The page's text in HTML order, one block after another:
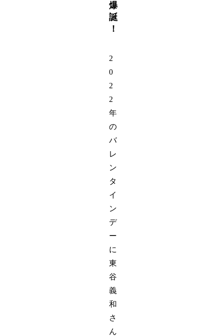
爆
誕
！
2
0
2
2
年
の
バ
レ
ン
タ
イ
ン
デ
ー
に
東
谷
義
和
さ
ん